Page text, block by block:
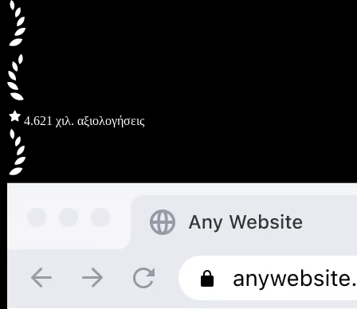
4.621 χιλ. αξιολογήσεις